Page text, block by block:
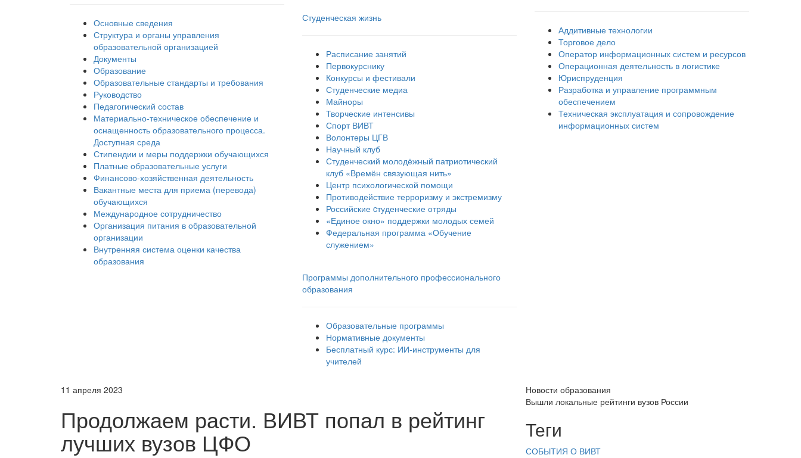
Основные сведения
Структура и органы управления
образовательной организацией
Документы
Образование
Образовательные стандарты и требования
Руководство
Педагогический состав
Материально-техническое обеспечение и
оснащенность образовательного процесса.
Доступная среда
Стипендии и меры поддержки обучающихся
Платные образовательные услуги
Финансово-хозяйственная деятельность
Вакантные места для приема (перевода)
обучающихся
Международное сотрудничество
Организация питания в образовательной
организации
Внутренняя система оценки качества
образования
Студенческая жизнь
Расписание занятий
Первокурснику
Конкурсы и фестивали
Студенческие медиа
Майноры
Творческие интенсивы
Спорт ВИВТ
Волонтеры ЦГВ
Научный клуб
Студенческий молодёжный патриотический
клуб «Времён связующая нить»
Центр психологической помощи
Противодействие терроризму и экстремизму
Российские cтуденческие отряды
«Единое окно» поддержки молодых семей
Федеральная программа «Обучение
служением»
Программы дополнительного профессионального
образования
Образовательные программы
Нормативные документы
Бесплатный курс: ИИ‑инструменты для
учителей
Аддитивные технологии
Торговое дело
Оператор информационных систем и ресурсов
Операционная деятельность в логистике
Юриспруденция
Разработка и управление программным
обеспечением
Техническая эксплуатация и сопровождение
информационных систем
11 апреля 2023
Продолжаем расти. ВИВТ попал в рейтинг
лучших вузов ЦФО
Новости образования
Вышли локальные рейтинги вузов России
Теги
СОБЫТИЯ О ВИВТ